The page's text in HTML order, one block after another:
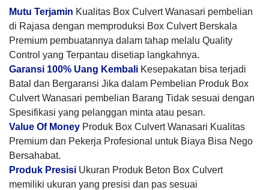
Mutu Terjamin Kualitas Box Culvert Wanasari pembelian
di Rajasa dengan memproduksi Box Culvert Berskala
Premium pembuatannya dalam tahap melalu Quality
Control yang Terpantau disetiap langkahnya.
Garansi 100% Uang Kembali Kesepakatan bisa terjadi
Batal dan Bergaransi Jika dalam Pembelian Produk Box
Culvert Wanasari pembelian Barang Tidak sesuai dengan
Spesifikasi yang pelanggan minta atau pesan.
Value Of Money Produk Box Culvert Wanasari Kualitas
Premium dan Pekerja Profesional untuk Biaya Bisa Nego
Bersahabat.
Produk Presisi Ukuran Produk Beton Box Culvert
memiliki ukuran yang presisi dan pas sesuai